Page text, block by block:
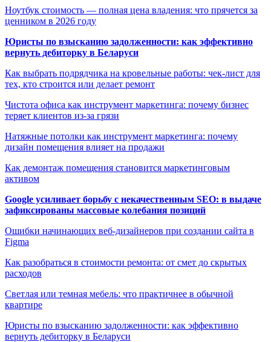
Ноутбук стоимость — полная цена владения: что прячется за
ценником в 2026 году
Юристы по взысканию задолженности: как эффективно
вернуть дебиторку в Беларуси
Как выбрать подрядчика на кровельные работы: чек-лист для
тех, кто строится или делает ремонт
Чистота офиса как инструмент маркетинга: почему бизнес
теряет клиентов из-за грязи
Натяжные потолки как инструмент маркетинга: почему
дизайн помещения влияет на продажи
Как демонтаж помещения становится маркетинговым
активом
Google усиливает борьбу с некачественным SEO: в выдаче
зафиксированы массовые колебания позиций
Ошибки начинающих веб-дизайнеров при создании сайта в
Figma
Как разобраться в стоимости ремонта: от смет до скрытых
расходов
Светлая или темная мебель: что практичнее в обычной
квартире
Юристы по взысканию задолженности: как эффективно
вернуть дебиторку в Беларуси